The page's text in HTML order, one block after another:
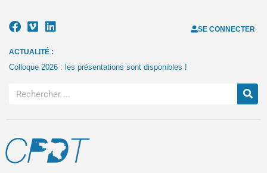
SE CONNECTER
ACTUALITÉ :
Colloque 2026 : les présentations sont disponibles !